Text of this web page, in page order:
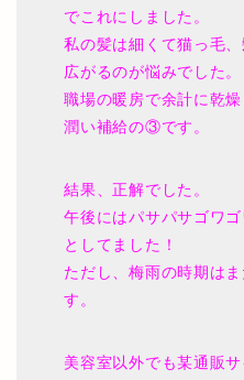
でこれにしました。
私の髪は細くて猫っ毛
広がるのが悩みでした。
職場の暖房で余計に乾
潤い補給の③です。
結果、正解でした。
午後にはパサパサゴワ
としてました！
ただし、梅雨の時期は
す。
美容室以外でも某通販